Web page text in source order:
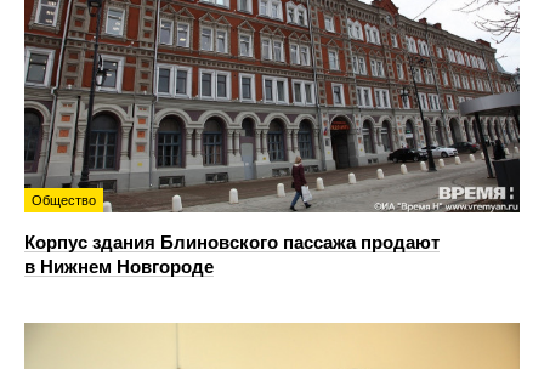
Общество
Корпус здания Блиновского пассажа продают
в Нижнем Новгороде